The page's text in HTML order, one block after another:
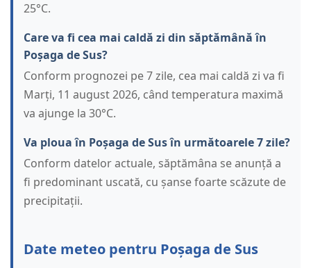
25°C.
Care va fi cea mai caldă zi din săptămână în
Poșaga de Sus?
Conform prognozei pe 7 zile, cea mai caldă zi va fi
Marți, 11 august 2026, când temperatura maximă
va ajunge la 30°C.
Va ploua în Poșaga de Sus în următoarele 7 zile?
Conform datelor actuale, săptămâna se anunță a
fi predominant uscată, cu șanse foarte scăzute de
precipitații.
Date meteo pentru Poșaga de Sus